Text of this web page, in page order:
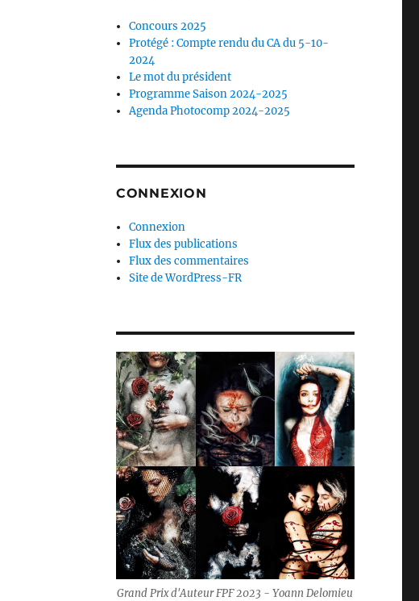
Concours 2025
Protégé : Compte rendu du CA du 5-10-
2024
Le mot du président
Programme Saison 2024-2025
Agenda Photocomp 2024-2025
CONNEXION
Connexion
Flux des publications
Flux des commentaires
Site de WordPress-FR
Grand Prix d'Auteur FPF 2023 - Yoann Delomieu